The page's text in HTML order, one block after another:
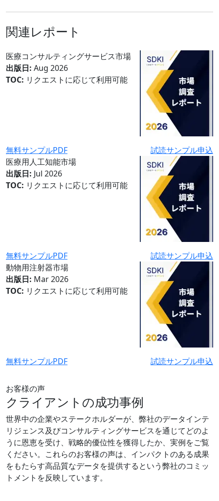
関連レポート
医療コンサルティングサービス市場
出版日: Aug 2026
TOC: リクエストに応じて利用可能
無料サンプルPDF
試読サンプル申込
医療用人工知能市場
出版日: Jul 2026
TOC: リクエストに応じて利用可能
無料サンプルPDF
試読サンプル申込
動物用注射器市場
出版日: Mar 2026
TOC: リクエストに応じて利用可能
無料サンプルPDF 試読サンプル申込
お客様の声
クライアントの成功事例
世界中の企業やステークホルダーが、弊社のデータインテ
リジェンス及びコンサルティングサービスを通じてどのよ
うに恩恵を受け、戦略的優位性を獲得したか、実例をご覧
ください。これらのお客様の声は、インパクトのある成果
をもたらす高品質なデータを提供するという弊社のコミッ
トメントを反映しています。